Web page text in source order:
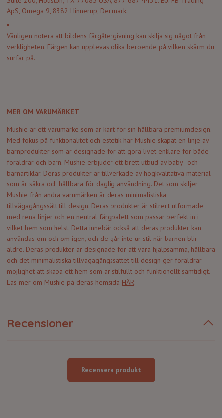
ApS, Omega 9, 8382 Hinnerup, Denmark.
Vänligen notera att bildens färgåtergivning kan skilja sig något från
verkligheten. Färgen kan upplevas olika beroende på vilken skärm du
surfar på.
MER OM VARUMÄRKET
Mushie är ett varumärke som är känt för sin hållbara premiumdesign.
Med fokus på funktionalitet och estetik har Mushie skapat en linje av
barnprodukter som är designade för att göra livet enklare för både
föräldrar och barn. Mushie erbjuder ett brett utbud av baby- och
barnartiklar. Deras produkter är tillverkade av högkvalitativa material
som är säkra och hållbara för daglig användning. Det som skiljer
Mushie från andra varumärken är deras minimalistiska
tillvägagångssätt till design. Deras produkter är stilrent utformade
med rena linjer och en neutral färgpalett som passar perfekt in i
vilket hem som helst. Detta innebär också att deras produkter kan
användas om och om igen, och de går inte ur stil när barnen blir
äldre. Deras produkter är designade för att vara hjälpsamma, hållbara
och det minimalistiska tillvägagångssättet till design ger föräldrar
möjlighet att skapa ett hem som är stilfullt och funktionellt samtidigt.
Läs mer om Mushie på deras hemsida HÄR.
Recensioner
Recensera produkt